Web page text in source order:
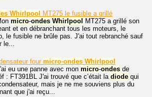
Whirlpool
MT275 le fusible a grillé
micro-ondes Whirlpool
MT275 a grillé son
et en débranchant tous les moteurs, le
le fusible ne brûle pas. J'ai tout rebranché sauf
le...
four micro-ondes Whirlpool
eu une panne avec mon micro-ondes de
: FT391BL J'ai trouvé que c’était la diode qui
mais je ne me souviens plus du
que j'ai reçu...